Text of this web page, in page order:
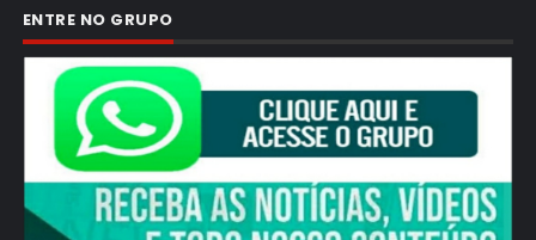
ENTRE NO GRUPO